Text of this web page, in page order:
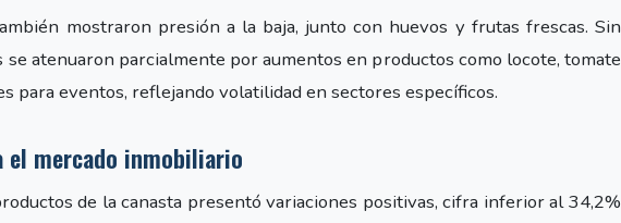
mostraron presión a la baja, junto con huevos y frutas frescas. Sin
se atenuaron parcialmente por aumentos en productos como locote, tomate
para eventos, reflejando volatilidad en sectores específicos.
el mercado inmobiliario
de la canasta presentó variaciones positivas, cifra inferior al 34,2%